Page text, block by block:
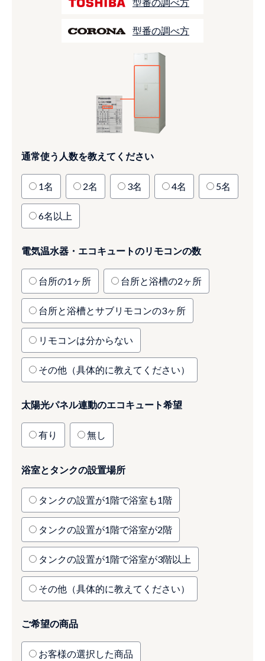
型番の調べ方
通常使う人数を教えてください
1名 2名 3名 4名 5名
6名以上
電気温水器・エコキュートのリモコンの数
台所の1ヶ所 台所と浴槽の2ヶ所
台所と浴槽とサブリモコンの3ヶ所
リモコンは分からない
その他（具体的に教えてください）
太陽光パネル連動のエコキュート希望
有り 無し
浴室とタンクの設置場所
タンクの設置が1階で浴室も1階
タンクの設置が1階で浴室が2階
タンクの設置が1階で浴室が3階以上
その他（具体的に教えてください）
ご希望の商品
お客様の選択した商品